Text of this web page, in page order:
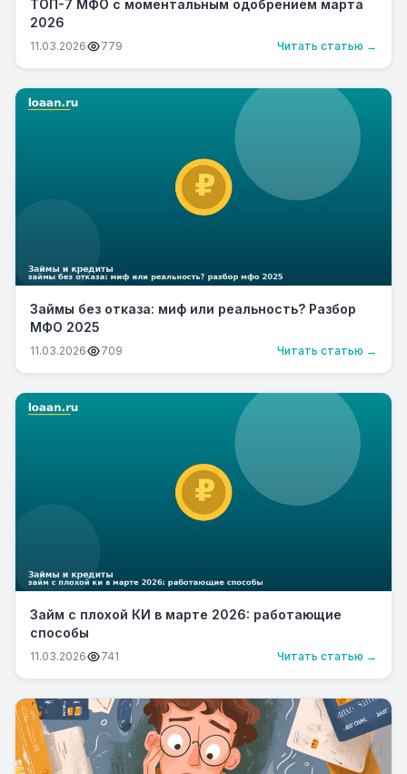
ТОП-7 МФО с моментальным одобрением марта
2026
11.03.2026 779 Читать статью →
Займы без отказа: миф или реальность? Разбор
МФО 2025
11.03.2026 709 Читать статью →
Займ с плохой КИ в марте 2026: работающие
способы
11.03.2026 741 Читать статью →